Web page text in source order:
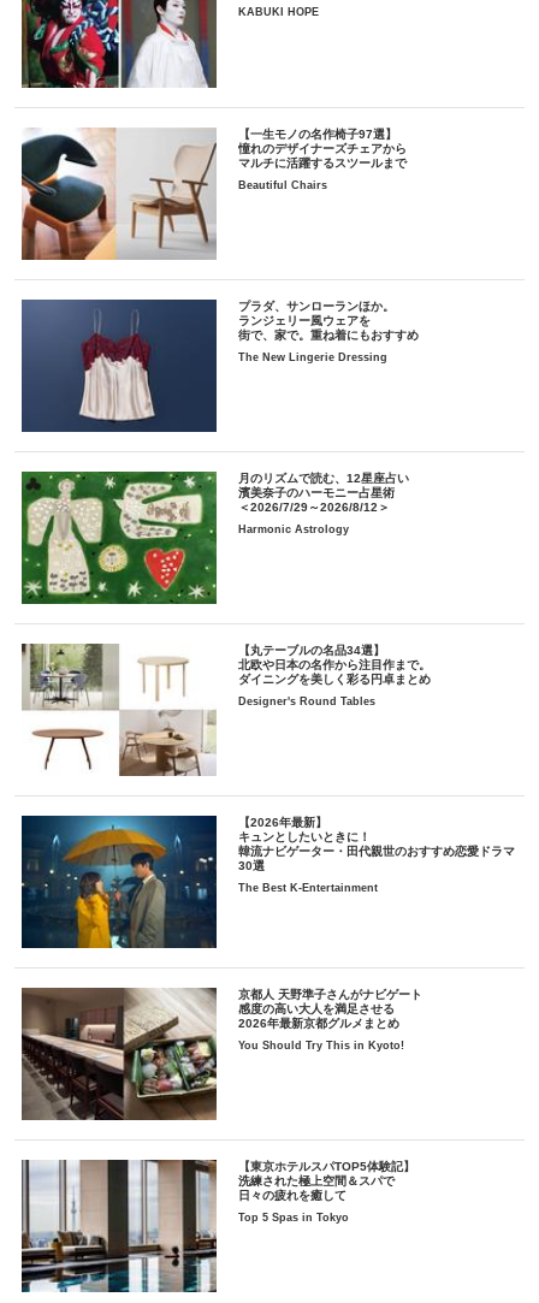
KABUKI HOPE
【一生モノの名作椅子97選】
憧れのデザイナーズチェアから
マルチに活躍するスツールまで
Beautiful Chairs
プラダ、サンローランほか。
ランジェリー風ウェアを
街で、家で。重ね着にもおすすめ
The New Lingerie Dressing
月のリズムで読む、12星座占い
濱美奈子のハーモニー占星術
＜2026/7/29～2026/8/12＞
Harmonic Astrology
【丸テーブルの名品34選】
北欧や日本の名作から注目作まで。
ダイニングを美しく彩る円卓まとめ
Designer's Round Tables
【2026年最新】
キュンとしたいときに！
韓流ナビゲーター・田代親世のおすすめ恋愛ドラマ
30選
The Best K-Entertainment
京都人 天野準子さんがナビゲート
感度の高い大人を満足させる
2026年最新京都グルメまとめ
You Should Try This in Kyoto!
【東京ホテルスパTOP5体験記】
洗練された極上空間＆スパで
日々の疲れを癒して
Top 5 Spas in Tokyo